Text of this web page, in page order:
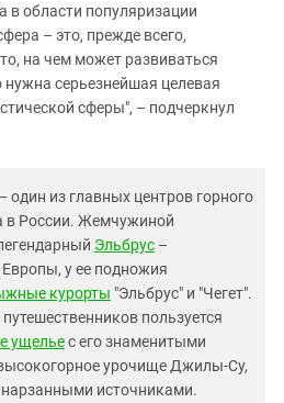
в области популяризации
– это, прежде всего,
на чем может развиваться
нужна серьезнейшая целевая
сферы", – подчеркнул
один из главных центров горного
в России. Жемчужиной
Эльбрус –
у ее подножия
курорты "Эльбрус" и "Чегет".
пользуется
ущельес его знаменитыми
урочище Джилы-Су,
источниками.